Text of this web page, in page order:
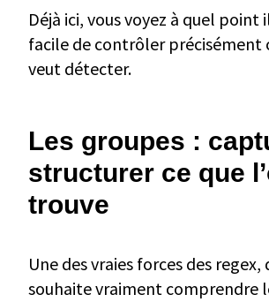
Déjà ici, vous voyez à quel point
facile de contrôler précisément
veut détecter.
Les groupes :
structurer ce que
trouve
Une des vraies forces des regex,
souhaite vraiment comprendre